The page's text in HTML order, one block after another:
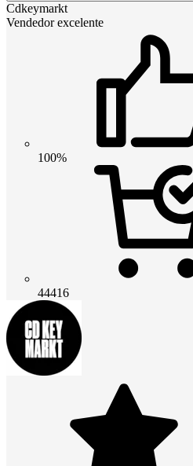
Cdkeymarkt
Vendedor excelente
100%
44416